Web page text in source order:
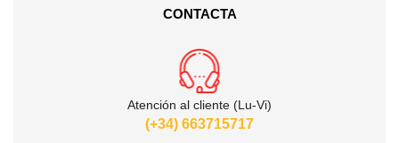
CONTACTA
Atención al cliente (Lu-Vi)
(+34) 663715717